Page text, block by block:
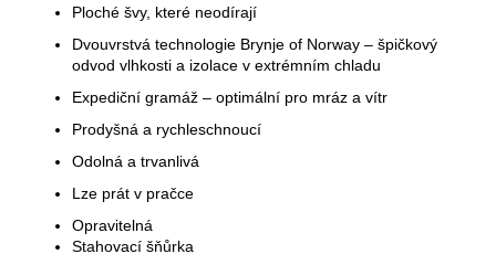
Ploché švy, které neodírají
Dvouvrstvá technologie Brynje of Norway – špičkový
odvod vlhkosti a izolace v extrémním chladu
Expediční gramáž – optimální pro mráz a vítr
Prodyšná a rychleschnoucí
Odolná a trvanlivá
Lze prát v pračce
Opravitelná
Stahovací šňůrka